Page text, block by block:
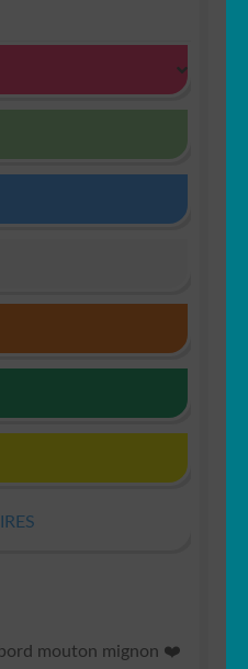
mouton mignon ❤️